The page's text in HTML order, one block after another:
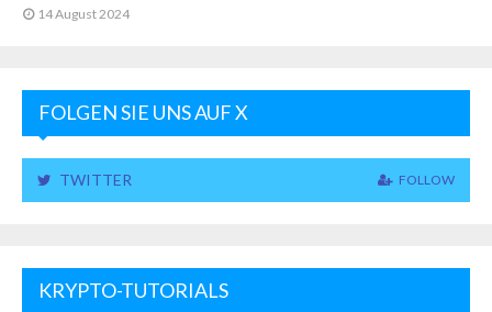
14 August 2024
FOLGEN SIE UNS AUF X
TWITTER FOLLOW
KRYPTO-TUTORIALS